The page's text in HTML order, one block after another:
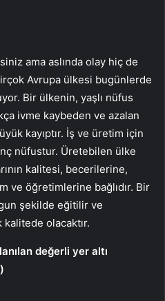
ama aslında olay hiç de
Avrupa ülkesi bugünlerde
Bir ülkenin, yaşlı nüfus
ivme kaybeden ve azalan
kayıptır. İş ve üretim için
nüfustur. Üretebilen ülke
kalitesi, becerilerine,
ve öğretimlerine bağlıdır. Bir
şekilde eğitilir ve
olacaktır.
değerli yer altı